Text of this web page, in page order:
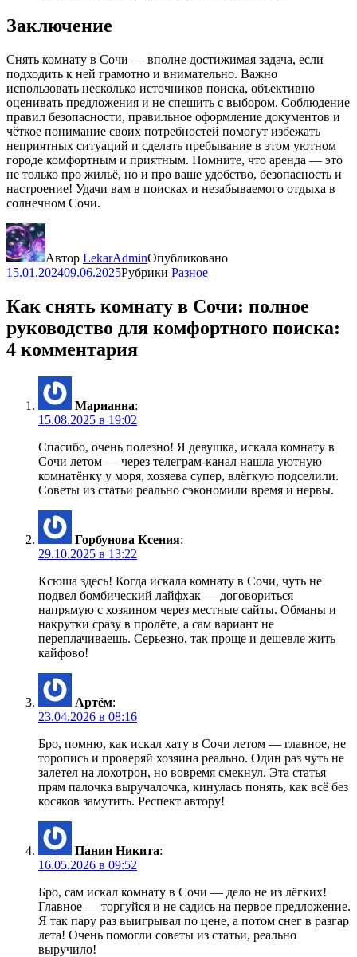
Заключение
Снять комнату в Сочи — вполне достижимая задача, если
подходить к ней грамотно и внимательно. Важно
использовать несколько источников поиска, объективно
оценивать предложения и не спешить с выбором. Соблюдение
правил безопасности, правильное оформление документов и
чёткое понимание своих потребностей помогут избежать
неприятных ситуаций и сделать пребывание в этом уютном
городе комфортным и приятным. Помните, что аренда — это
не только про жильё, но и про ваше удобство, безопасность и
настроение! Удачи вам в поисках и незабываемого отдыха в
солнечном Сочи.
Автор LekarAdminОпубликовано
15.01.202409.06.2025Рубрики Разное
Как снять комнату в Сочи: полное
руководство для комфортного поиска:
4 комментария
Марианна:
15.08.2025 в 19:02
Спасибо, очень полезно! Я девушка, искала комнату в
Сочи летом — через телеграм-канал нашла уютную
комнатёнку у моря, хозяева супер, влёгкую подселили.
Советы из статьи реально сэкономили время и нервы.
Горбунова Ксения:
29.10.2025 в 13:22
Ксюша здесь! Когда искала комнату в Сочи, чуть не
подвел бомбический лайфхак — договориться
напрямую с хозяином через местные сайты. Обманы и
накрутки сразу в пролёте, а сам вариант не
переплачиваешь. Серьезно, так проще и дешевле жить
кайфово!
Артём:
23.04.2026 в 08:16
Бро, помню, как искал хату в Сочи летом — главное, не
торопись и проверяй хозяина реально. Один раз чуть не
залетел на лохотрон, но вовремя смекнул. Эта статья
прям палочка выручалочка, кинулась понять, как всё без
косяков замутить. Респект автору!
Панин Никита:
16.05.2026 в 09:52
Бро, сам искал комнату в Сочи — дело не из лёгких!
Главное — торгуйся и не садись на первое предложение.
Я так пару раз выигрывал по цене, а потом снег в разгар
лета! Очень помогли советы из статьи, реально
выручило!